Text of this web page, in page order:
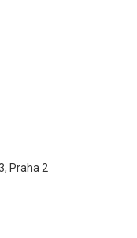
Praha 2